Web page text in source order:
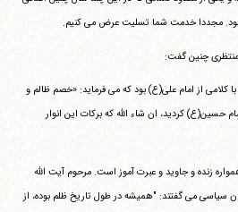
بود. مجددا خدمت شما تسلیت عرض می کنیم.
چنین گفت:
از امام علی(ع) بود که می فرماید: «خصم ظالم و
حسین(ع) کردید، ان شاء الله که برکات این انوار
زنده و جاوید و عبرت آموز است. مرحوم آیت الله
سیاسی می گفتند: "همیشه در طول تاریخ ظلم بوده، از